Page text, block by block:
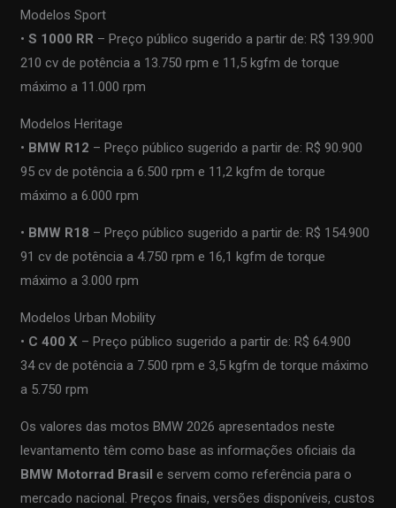
Modelos Sport
•S 1000 RR – Preço público sugerido a partir de: R$ 139.900
210 cv de potência a 13.750 rpm e 11,5 kgfm de torque
máximo a 11.000 rpm
Modelos Heritage
• BMW R12 – Preço público sugerido a partir de: R$ 90.900
95 cv de potência a 6.500 rpm e 11,2 kgfm de torque
máximo a 6.000 rpm
• BMW R18 – Preço público sugerido a partir de: R$ 154.900
91 cv de potência a 4.750 rpm e 16,1 kgfm de torque
máximo a 3.000 rpm
Modelos Urban Mobility
• C 400 X – Preço público sugerido a partir de: R$ 64.900
34 cv de potência a 7.500 rpm e 3,5 kgfm de torque máximo
a 5.750 rpm
Os valores das motos BMW 2026 apresentados neste
levantamento têm como base as informações oficiais da
BMW Motorrad Brasil e servem como referência para o
mercado nacional. Preços finais, versões disponíveis, custos